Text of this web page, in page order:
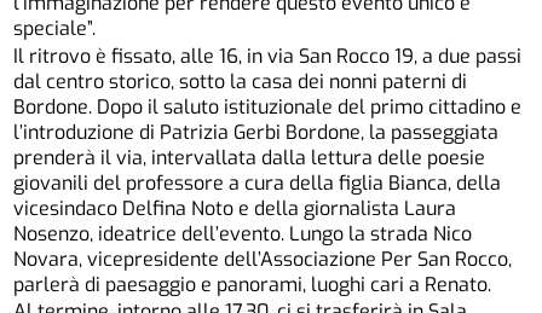
speciale”.
Il ritrovo è fissato, alle 16, in via San Rocco 19, a due passi
dal centro storico, sotto la casa dei nonni paterni di
Bordone. Dopo il saluto istituzionale del primo cittadino e
l’introduzione di Patrizia Gerbi Bordone, la passeggiata
prenderà il via, intervallata dalla lettura delle poesie
giovanili del professore a cura della figlia Bianca, della
vicesindaco Delfina Noto e della giornalista Laura
Nosenzo, ideatrice dell’evento. Lungo la strada Nico
Novara, vicepresidente dell’Associazione Per San Rocco,
parlerà di paesaggio e panorami, luoghi cari a Renato.